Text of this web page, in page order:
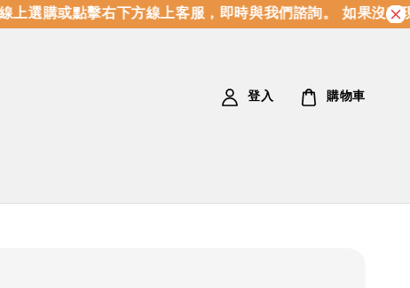
選購或點擊右下方線上客服，即時與我們諮詢。 如果沒有
登入 購物車